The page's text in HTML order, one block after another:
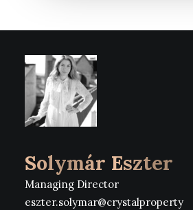
Solymár Eszter
Managing Director
eszter.solymar@crystalproperty